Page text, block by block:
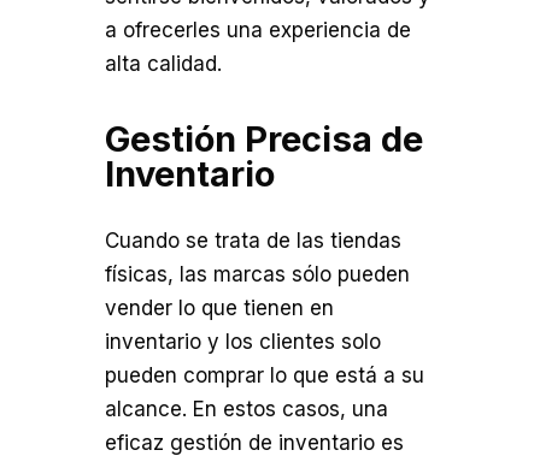
a ofrecerles una experiencia de
alta calidad.
Gestión Precisa de
Inventario
Cuando se trata de las tiendas
físicas, las marcas sólo pueden
vender lo que tienen en
inventario y los clientes solo
pueden comprar lo que está a su
alcance. En estos casos, una
eficaz gestión de inventario es